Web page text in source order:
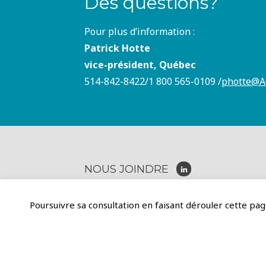
Pour plus d’information :
Patrick Hotte
vice-président, Québec
514-842-8422/1 800 565-0109 /
NOUS JOINDRE
View site in English
Poursuivre sa consultation en faisant dérouler cette